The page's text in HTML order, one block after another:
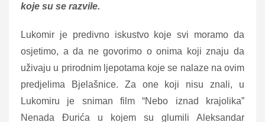
koje su se razvile.
Lukomir je predivno iskustvo koje svi moramo da
osjetimo, a da ne govorimo o onima koji znaju da
uživaju u prirodnim ljepotama koje se nalaze na ovim
predjelima Bjelašnice. Za one koji nisu znali, u
Lukomiru je sniman film “Nebo iznad krajolika”
Nenada Đurića u kojem su glumili Aleksandar